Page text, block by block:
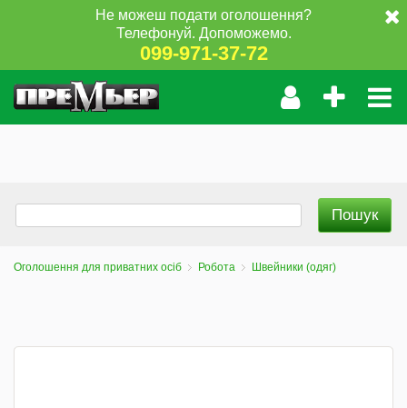
Не можеш подати оголошення?
Телефонуй. Допоможемо.
099-971-37-72
Оголошення для приватних осіб Робота Швейники (одяг)